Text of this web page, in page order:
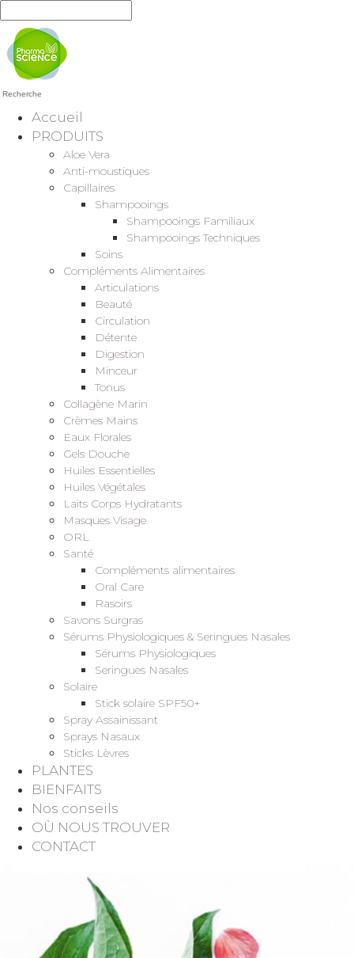
Recherche
Accueil
PRODUITS
Aloe Vera
Anti-moustiques
Capillaires
Shampooings
Shampooings Familiaux
Shampooings Techniques
Soins
Compléments Alimentaires
Articulations
Beauté
Circulation
Détente
Digestion
Minceur
Tonus
Collagène Marin
Crèmes Mains
Eaux Florales
Gels Douche
Huiles Essentielles
Huiles Végétales
Laits Corps Hydratants
Masques Visage
ORL
Santé
Compléments alimentaires
Oral Care
Rasoirs
Savons Surgras
Sérums Physiologiques & Seringues Nasales
Sérums Physiologiques
Seringues Nasales
Solaire
Stick solaire SPF50+
Spray Assainissant
Sprays Nasaux
Sticks Lèvres
PLANTES
BIENFAITS
Nos conseils
OÙ NOUS TROUVER
CONTACT